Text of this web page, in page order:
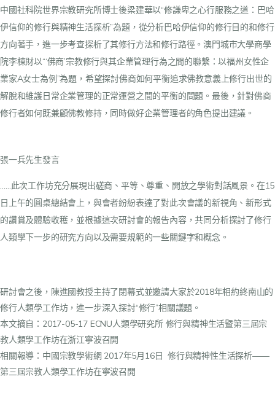
中國社科院世界宗教研究所博士後梁建華以“修謙卑之心行服務之道：巴哈
伊信仰的修行與精神生活探析”為題，從分析巴哈伊信仰的修行目的和修行
方向著手，進一步考查探析了其修行方法和修行路徑。澳門城市大學商學
院李棟財以“‘佛商’宗教修行與其企業管理行為之間的聯繫：以福州女性企
業家A女士為例”為題，希望探討佛商如何平衡追求佛教意義上修行出世的
解脫和維護日常企業管理的正常運營之間的平衡的問題。最後，針對佛商
修行者如何既兼顧佛教修持，同時做好企業管理者的角色提出建議。
張一兵先生發言
……此次工作坊充分展現出磋商、平等、尊重、開放之學術對話風景。在15
日上午的圓桌總結會上，與會者紛紛表達了對此次會議的新視角、新形式
的讚賞及體驗收穫，並根據這次研討會的報告內容，共同分析探討了修行
人類學下一步的研究方向以及需要規範的一些關鍵字和概念。
研討會之後，陳進國教授主持了閉幕式並邀請大家於2018年相約終南山的
修行人類學工作坊，進一步深入探討“修行”相關議題。
本文摘自： 2017-05-17 ECNU人類學研究所 修行與精神生活暨第三屆宗
教人類學工作坊在浙江寧波召開
相關報導： 中國宗教學術網 2017年5月16日 修行與精神性生活探析——
第三屆宗教人類學工作坊在寧波召開